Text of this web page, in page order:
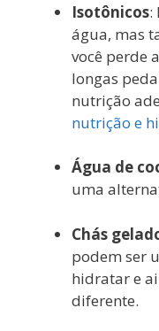
Isotônicos:
água, mas
você perde
longas
nutrição
nutrição e
Água de
uma
Chás
podem ser
hidratar e
diferente.